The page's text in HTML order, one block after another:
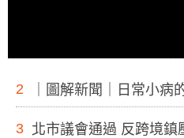
2 ｜圖解新聞｜日常小病
3 北市議會通過 反跨境鎮